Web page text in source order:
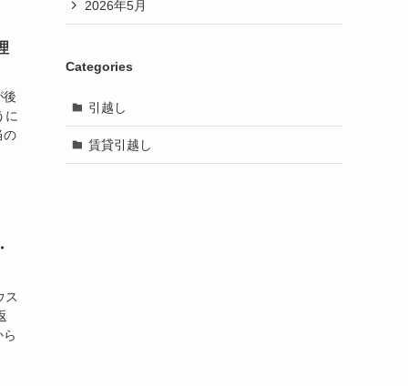
後
に
の
ス
2026年5月
Categories
引越し
賃貸引越し